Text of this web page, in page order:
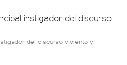
del discurso violento y